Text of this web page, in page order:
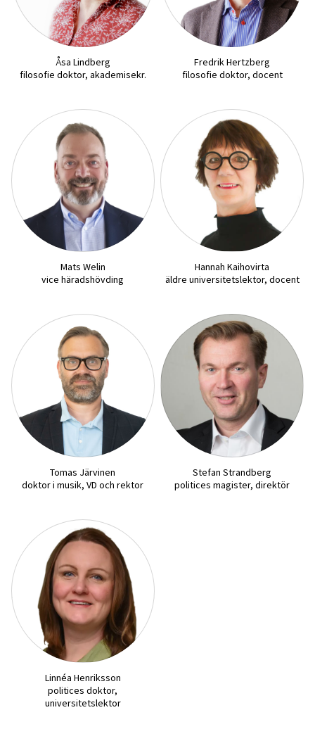
Åsa Lindberg
filosofie doktor, akademisekr.
Fredrik Hertzberg
filosofie doktor, docent
Mats Welin
vice häradshövding
Hannah Kaihovirta
äldre universitetslektor, docent
Tomas Järvinen
doktor i musik, VD och rektor
Stefan Strandberg
politices magister, direktör
Linnéa Henriksson
politices doktor,
universitetslektor